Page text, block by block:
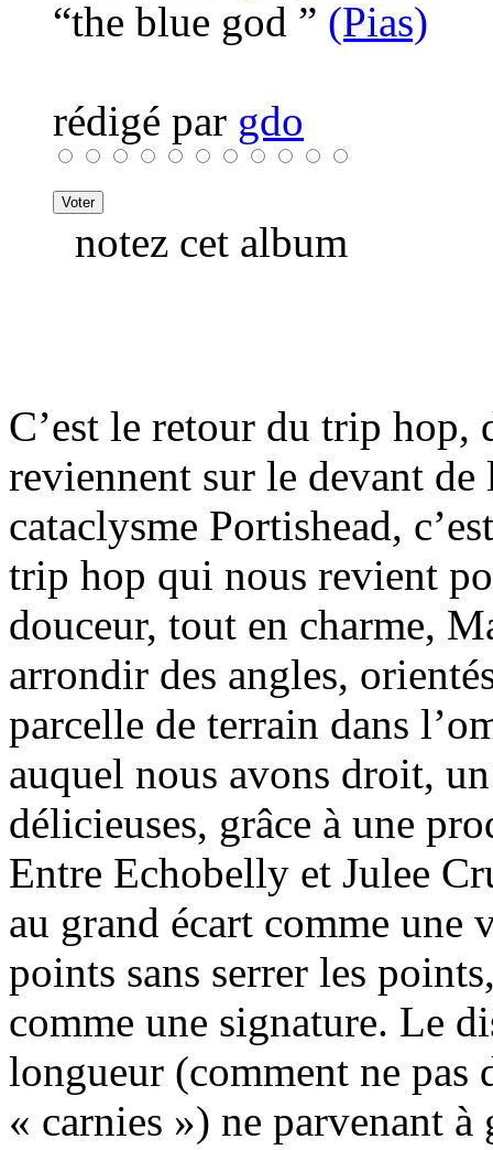
“the blue god ” (Pias)
rédigé par gdo
notez cet album
C’est le retour du trip hop,
reviennent sur le devant
cataclysme Portishead,
trip hop qui nous revient
douceur, tout en charme,
arrondir des angles,
parcelle de terrain dans
auquel nous avons droit,
délicieuses, grâce à une
Entre Echobelly et Julee
au grand écart comme une
points sans serrer les
comme une signature. Le
longueur (comment ne pas
« carnies ») ne parvenant